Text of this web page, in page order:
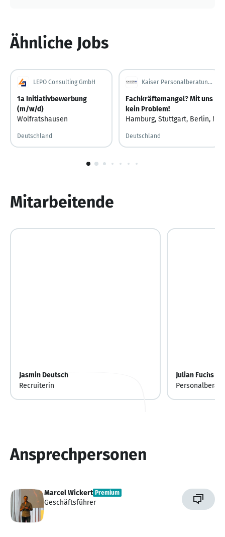
Ähnliche Jobs
LEPO Consulting GmbH
1a Initiativbewerbung
(m/w/d)
Wolfratshausen
Deutschland
Kaiser Personalberatung GmbH
Fachkräftemangel? Mit uns
kein Problem!
Hamburg, Stuttgart, Berlin,
Deutschland
1
Mitarbeitende
Jasmin Deutsch
Recruiterin
Julian Fuchs
Ansprechpersonen
Marcel Wickert Premium
Geschäftsführer